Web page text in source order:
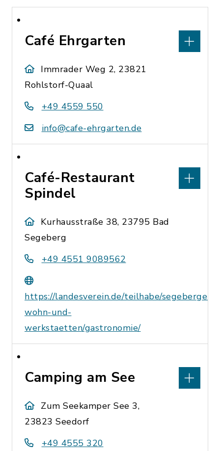
Café Ehrgarten
Immrader Weg 2, 23821
Rohlstorf-Quaal
+49 4559 550
info@cafe-ehrgarten.de
Café-Restaurant
Spindel
Kurhausstraße 38, 23795 Bad
Segeberg
+49 4551 9089562
https://landesverein.de/teilhabe/segeberger-
wohn-und-
werkstaetten/gastronomie/
Camping am See
Zum Seekamper See 3,
23823 Seedorf
+49 4555 320